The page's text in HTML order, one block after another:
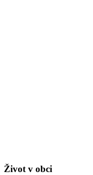
Život v obci